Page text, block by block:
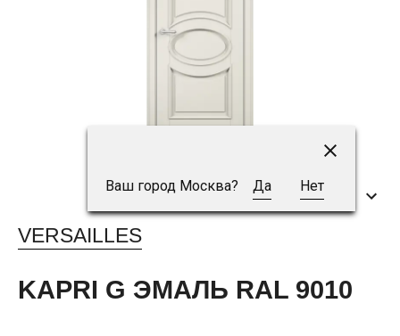
Ваш город Москва? Да Нет
VERSAILLES
KAPRI G ЭМАЛЬ RAL 9010